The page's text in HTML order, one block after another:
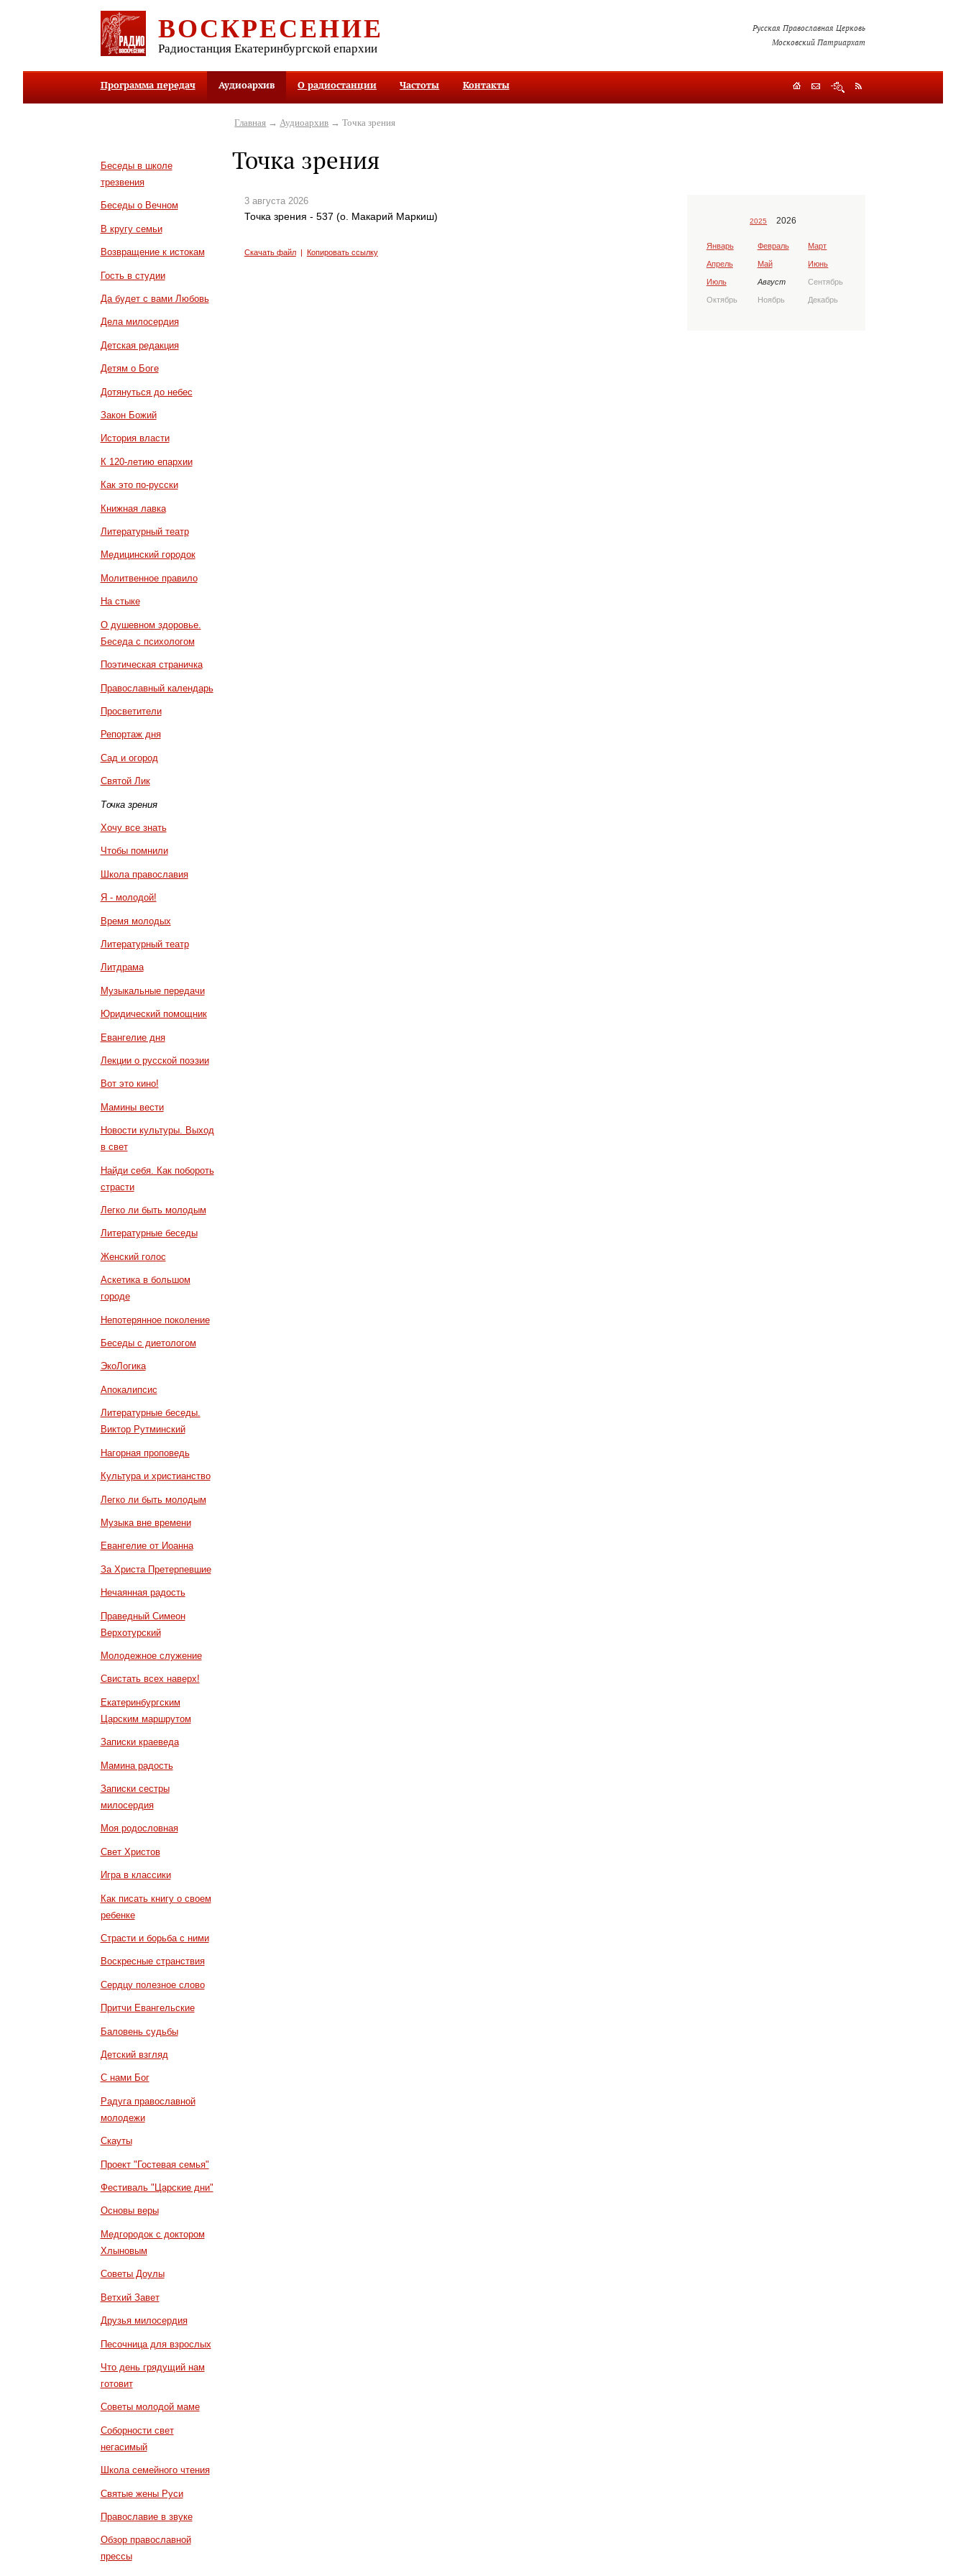
ВОСКРЕСЕНИЕ
Радиостанция Екатеринбургской епархии
Русская Православная Церковь
Московский Патриархат
Программа передач Аудиоархив О радиостанции Частоты Контакты
Беседы в школе
трезвения
Беседы о Вечном
В кругу семьи
Возвращение к истокам
Гость в студии
Да будет с вами Любовь
Дела милосердия
Детская редакция
Детям о Боге
Дотянуться до небес
Закон Божий
История власти
К 120-летию епархии
Как это по-русски
Книжная лавка
Литературный театр
Медицинский городок
Молитвенное правило
На стыке
О душевном здоровье.
Беседа с психологом
Поэтическая страничка
Православный календарь
Просветители
Репортаж дня
Сад и огород
Святой Лик
Точка зрения
Хочу все знать
Чтобы помнили
Школа православия
Я - молодой!
Время молодых
Литературный театр
Литдрама
Музыкальные передачи
Юридический помощник
Евангелие дня
Лекции о русской поэзии
Вот это кино!
Мамины вести
Новости культуры. Выход
в свет
Найди себя. Как побороть
страсти
Легко ли быть молодым
Литературные беседы
Женский голос
Аскетика в большом
городе
Непотерянное поколение
Беседы с диетологом
ЭкоЛогика
Апокалипсис
Литературные беседы.
Виктор Рутминский
Нагорная проповедь
Культура и христианство
Легко ли быть молодым
Музыка вне времени
Евангелие от Иоанна
За Христа Претерпевшие
Нечаянная радость
Праведный Симеон
Верхотурский
Молодежное служение
Свистать всех наверх!
Екатеринбургским
Царским маршрутом
Записки краеведа
Мамина радость
Записки сестры
милосердия
Моя родословная
Свет Христов
Игра в классики
Как писать книгу о своем
ребенке
Страсти и борьба с ними
Воскресные странствия
Сердцу полезное слово
Притчи Евангельские
Баловень судьбы
Детский взгляд
С нами Бог
Радуга православной
молодежи
Скауты
Проект "Гостевая семья"
Фестиваль "Царские дни"
Основы веры
Медгородок с доктором
Хлыновым
Советы Доулы
Ветхий Завет
Друзья милосердия
Песочница для взрослых
Что день грядущий нам
готовит
Советы молодой маме
Соборности свет
негасимый
Школа семейного чтения
Святые жены Руси
Православие в звуке
Обзор православной
прессы
Главная → Аудиоархив → Точка зрения
Точка зрения
3 августа 2026
Точка зрения - 537 (о. Макарий Маркиш)
Скачать файл| Копировать ссылку
2025 2026
Январь Февраль Март
Апрель Май Июнь
Июль Август Сентябрь
Октябрь Ноябрь Декабрь